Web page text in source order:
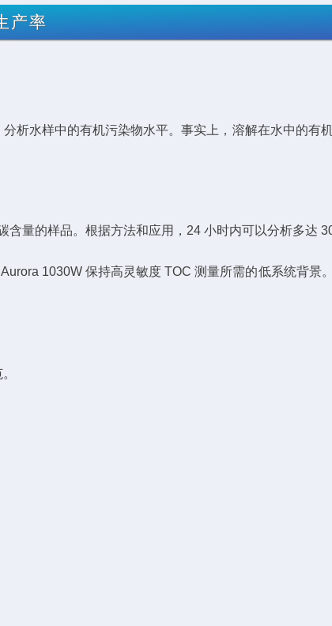
产率
析水样中的有机污染物水平。事实上，溶解在水中的有
量的样品。根据方法和应用，24 小时内可以分析多达
1030W 保持高灵敏度 TOC 测量所需的低系统背景